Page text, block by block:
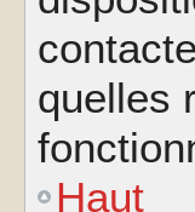
quelles
Haut